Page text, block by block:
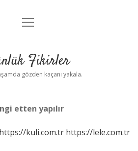
Anasayfa
Yasal Uyarı
menüyü
Fikirler
gözden kaçanı yakala.
etten yapılır
https://kuli.com.tr https://lele.com.tr